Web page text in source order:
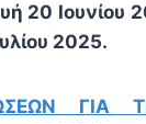
20 Ιουνίου
2025.
ΓΙΑ